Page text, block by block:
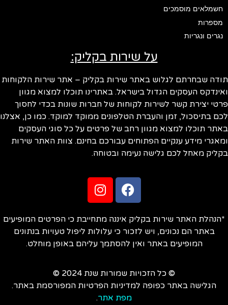
חשמלאים מוסמכים
מספרות
נגרים ונגריות
על שירות בקליק:
שבחרתם לגלוש באתר שירות בקליק – אתר שירות הלקוחות
העסקים הגדול בישראל. באתרינו תוכלו למצוא מגוון
יצירת קשר לשירות לקוחות של חברות שונות בכדי לחסוך
בתיסכול, זמן והעברת הטלפונים ממוקד למוקד. כמו כן, אצלנו
תוכלו למצוא מגוון רחב של פרטים על כל סוגי העסקים
מידע ענקיים הפתוחים עבורכם בחינם. צוות האתר שירות
מאחל לכם גלישה נעימה ובטוחה.
האתר שירות בקליק איננה מתחייבת כי הפרטים המופיעים
באתר הם נכונים, ויש לזכור כי עלולות ליפול טעויות בנתונים
המופיעים באתר ואין להסתמך עליהם באופן מוחלט.
© כל הזכויות שמורות שנת 2024 ©
הגלישה באתר כפופה למדיניות הפרטיות המפורסמת באתר.
מפת אתר.